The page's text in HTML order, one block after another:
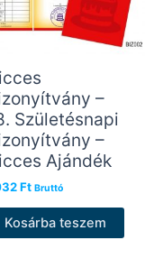
–
Születésnapi
–
Ajándék
Ft Bruttó
Kosárba teszem